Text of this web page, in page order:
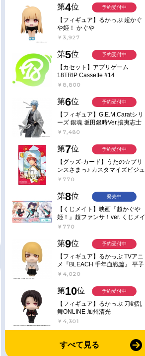
第4位
【フィギュア】るかっぷ 超かぐ
や姫！ かぐや
￥3,927
予約受付中
第5位
【カセット】アプリゲーム
18TRIP Cassette #14
￥8,800
予約受付中
第6位
【フィギュア】G.E.M.Caratシリ
ーズ 銀魂 坂田銀時Ver.攘夷志士
完成品フィギュア
￥7,480
予約受付中
第7位
【グッズ-カード】うたの☆プリ
ンスさまっ♪ カスタマイズビジュ
アルカードコレクション Best
￥770
予約受付中
第8位
【くじメイト】映画『超かぐや
姫！』超ファンサ！ver. くじメイ
ト
￥770
発売中
第9位
【フィギュア】るかっぷ TVアニ
メ『BLEACH 千年血戦篇』 平子
真子
￥4,020
予約受付中
第10位
【フィギュア】るかっぷ 刀剣乱
舞ONLINE 加州清光
￥4,301
予約受付中
すべて見る